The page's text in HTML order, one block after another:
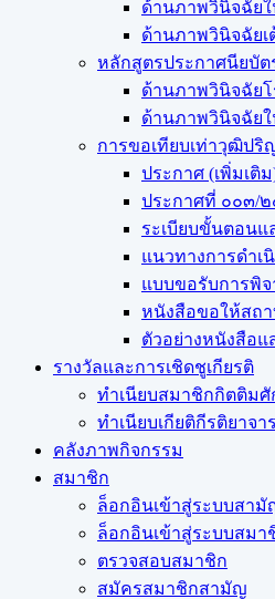
ด้านภาพวินิจฉัยใ
ด้านภาพวินิจฉัยเ
หลักสูตรประกาศนียบั
ด้านภาพวินิจฉัยโ
ด้านภาพวินิจฉัยใ
การขอเทียบเท่า​วุฒิปริ
ประกาศ (เพิ่มเ
ประกาศที่ ๐๐๓/
ระเบียบขั้นตอนแ
แนวทางการดำ
แบบขอรับการพิ
หนังสือขอให้สถา
ตัวอย่างหนังสือแ
รางวัลและการเชิดชูเกียรติ
ทำเนียบสมาชิกกิตติมศั
ทำเนียบเกียติกีรติยาจา
คลังภาพกิจกรรม
สมาชิก
ล็อกอินเข้าสู่ระบบสามั
ล็อกอินเข้าสู่ระบบสม
ตรวจสอบสมาชิก
สมัครสมาชิกสามัญ